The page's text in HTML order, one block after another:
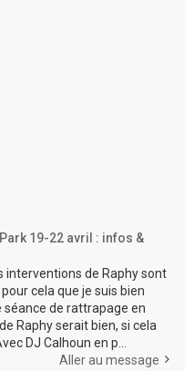
Park 19-22 avril : infos &
interventions de Raphy sont
cela que je suis bien
séance de rattrapage en
Raphy serait bien, si cela
DJ Calhoun en p...
Aller au message